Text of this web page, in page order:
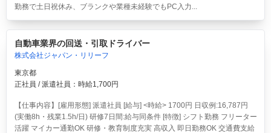
勤務で土日祝休み、ブランクや業種未経験でもPC入力...
自動車業界の回送・引取ドライバー
株式会社ジャパン・リリーフ
東京都
正社員 / 派遣社員：時給1,700円
【仕事内容】[雇用形態] 派遣社員 [給与] <時給> 1700円 日収例:16,787円
(実働8h・残業1.5h/日) 研修7日間:給与同条件 [特徴] シフト勤務 フリーター
活躍 マイカー通勤OK 研修・教育制度充実 高収入 即日勤務OK 交通費支給